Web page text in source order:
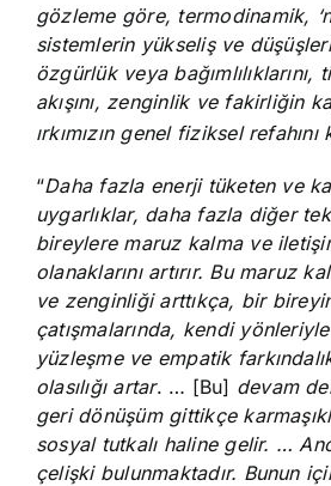
gözleme göre, termodinamik,
sistemlerin yükseliş ve
özgürlük veya
akışını, zenginlik ve fakirliğin
ırkımızın genel fiziksel
“Daha fazla enerji tüketen ve
uygarlıklar, daha fazla diğer
bireylere maruz kalma ve
olanaklarını artırır. Bu maruz
ve zenginliği arttıkça, bir
çatışmalarında, kendi
yüzleşme ve empatik
olasılığı artar. … [Bu] devam
geri dönüşüm gittikçe
sosyal tutkalı haline gelir. …
çelişki bulunmaktadır. Bunun